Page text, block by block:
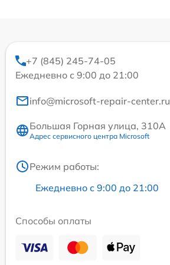
+7 (845) 245-74-05
Ежедневно с 9:00 до 21:00
info@microsoft-repair-center.ru
Большая Горная улица, 310А
Адрес сервисного центра Microsoft
Режим работы:
Ежедневно с 9:00 до 21:00
Способы оплаты